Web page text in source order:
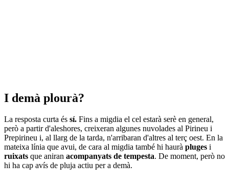
I demà plourà?
La resposta curta és sí. Fins a migdia el cel estarà serè en general,
però a partir d'aleshores, creixeran algunes nuvolades al Pirineu i
Prepirineu i, al llarg de la tarda, n'arribaran d'altres al terç oest. En la
mateixa línia que avui, de cara al migdia també hi haurà pluges i
ruixats que aniran acompanyats de tempesta. De moment, però no
hi ha cap avís de pluja actiu per a demà.